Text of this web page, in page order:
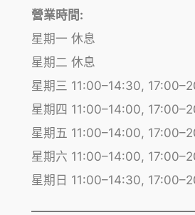
營業時間:
星期一 休息
星期二 休息
星期三 11:00–14:30,
星期四 11:00–14:00,
星期五 11:00–14:00,
星期六 11:00–14:00,
星期日 11:00–14:30,